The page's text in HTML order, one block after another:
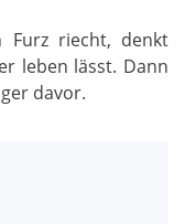
Furz riecht, denkt
leben lässt. Dann
davor.